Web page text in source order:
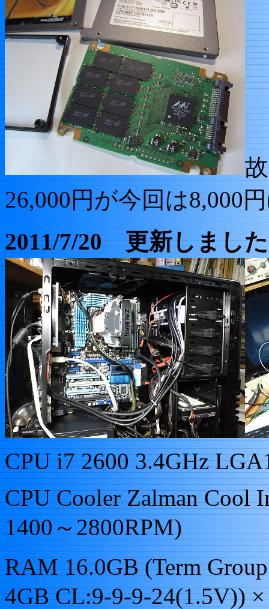
26,000円が今回は8,000
2011/7/20 更新しまし
CPU i72600 3.4GHz
CPU Cooler Zalman Cool
1400～2800RPM)
RAM 16.0GB(Term
4GB CL:9-9-9-24(1.5V))